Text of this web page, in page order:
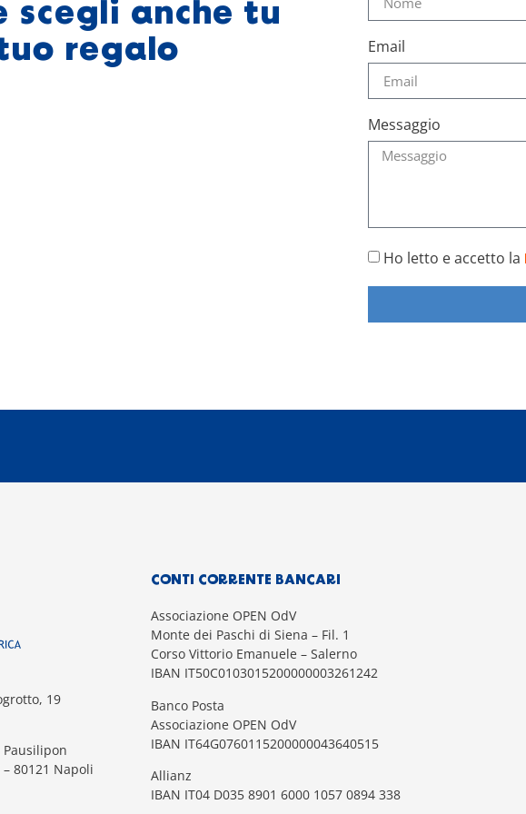
scegli anche tu
regalo
Email
Messaggio
Ho letto e accetto la
19
Pausilipon
80121 Napoli
CONTI CORRENTE BANCARI
Associazione OPEN OdV
Monte dei Paschi di Siena – Fil. 1
Corso Vittorio Emanuele – Salerno
IBAN IT50C0103015200000003261242
Banco Posta
Associazione OPEN OdV
IBAN IT64G0760115200000043640515
Allianz
IBAN IT04 D035 8901 6000 1057 0894 338